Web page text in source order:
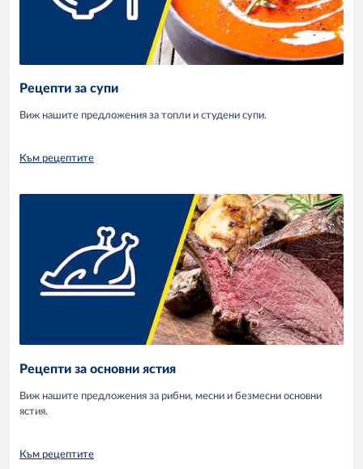
Рецепти за супи
Виж нашите предложения за топли и студени супи.
Към рецептите
Рецепти за основни ястия
Виж нашите предложения за рибни, месни и безмесни основни
ястия.
Към рецептите